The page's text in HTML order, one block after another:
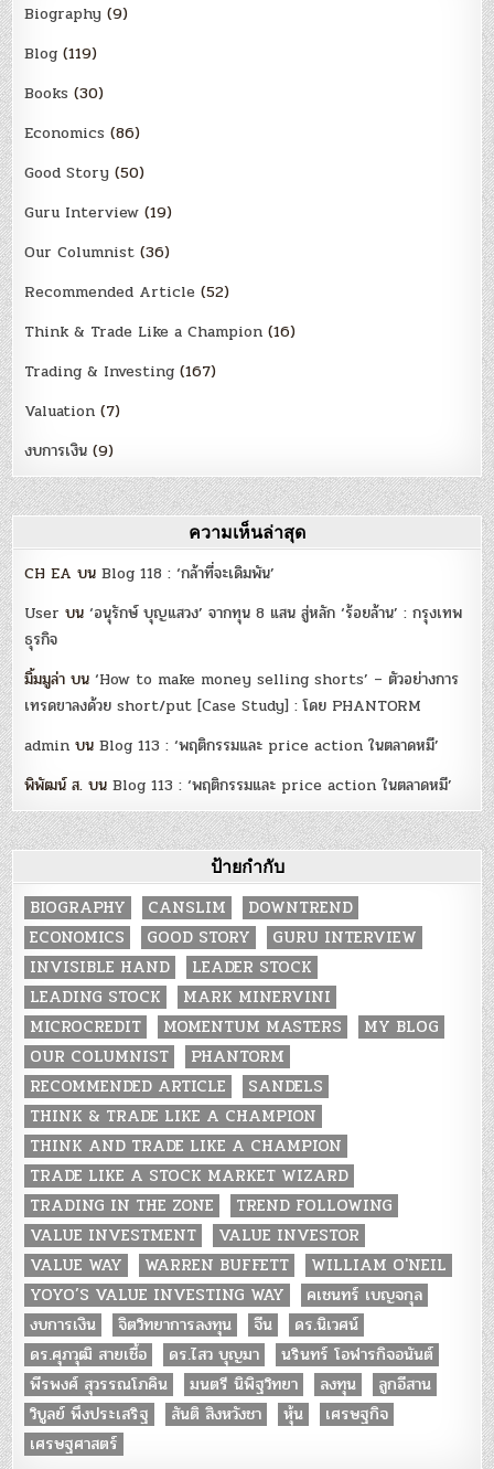
Biography (9)
Blog (119)
Books (30)
Economics (86)
Good Story (50)
Guru Interview (19)
Our Columnist (36)
Recommended Article (52)
Think & Trade Like a Champion (16)
Trading & Investing (167)
Valuation (7)
งบการเงิน (9)
ความเห็นล่าสุด
CH EA บนBlog 118 : ‘กล้าที่จะเดิมพัน’
User บน‘อนุรักษ์ บุญแสวง’ จากทุน 8 แสน สู่หลัก ‘ร้อยล้าน’ : กรุงเทพ
ธุรกิจ
มิ้มมูล่า บน‘How to make money selling shorts’ – ตัวอย่างการ
เทรดขาลงด้วย short/put [Case Study] : โดย PHANTORM
admin บนBlog 113 : ‘พฤติกรรมและ price action ในตลาดหมี’
พิพัฒน์ ส. บนBlog 113 : ‘พฤติกรรมและ price action ในตลาดหมี’
ป้ายกำกับ
BIOGRAPHY CANSLIM
DOWNTREND
ECONOMICS
GOOD STORY
GURU INTERVIEW
INVISIBLE HAND
LEADER STOCK
LEADING STOCK
MARK MINERVINI
MICROCREDIT
MOMENTUM MASTERS
MY BLOG
OUR COLUMNIST
PHANTORM
RECOMMENDED ARTICLE
SANDELS
THINK & TRADE LIKE A CHAMPION
THINK AND TRADE LIKE A CHAMPION
TRADE LIKE A STOCK MARKET WIZARD
TRADING IN THE ZONE
TREND FOLLOWING
VALUE INVESTMENT
VALUE INVESTOR
VALUE WAY
WARREN BUFFETT
WILLIAM O'NEIL
YOYO’S VALUE INVESTING WAY
คเชนทร์ เบญจกุล
งบการเงิน
จิตวิทยาการลงทุน จีน
ดร.นิเวศน์
ดร.ศุภวุฒิ สายเชื้อ
ดร.ไสว บุญมา
นรินทร์ โอฬารกิจอนันต์
พีรพงศ์ สุวรรณโภคิน
มนตรี นิพิฐวิทยา ลงทุน
ลูกอีสาน
วิบูลย์ พึงประเสริฐ
สันติ สิงหวังชา หุ้น
เศรษฐกิจ
เศรษฐศาสตร์